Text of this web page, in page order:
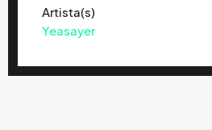
Artista(s)
Yeasayer